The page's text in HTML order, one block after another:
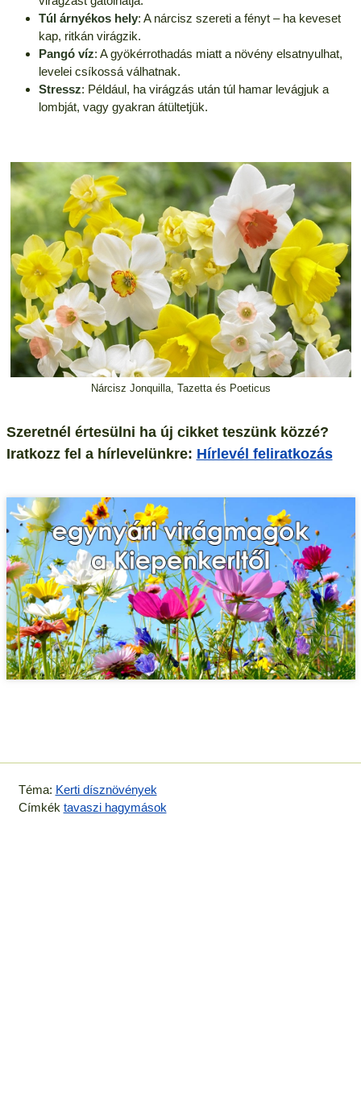
Túl árnyékos hely: A nárcisz szereti a fényt – ha keveset
kap, ritkán virágzik.
Pangó víz: A gyökérrothadás miatt a növény elsatnyulhat,
levelei csíkossá válhatnak.
Stressz: Például, ha virágzás után túl hamar levágjuk a
lombját, vagy gyakran átültetjük.
Nárcisz Jonquilla, Tazetta és Poeticus
Szeretnél értesülni ha új cikket teszünk közzé?
Iratkozz fel a hírlevelünkre: Hírlevél feliratkozás
Téma: Kerti dísznövények
Címkék tavaszi hagymások